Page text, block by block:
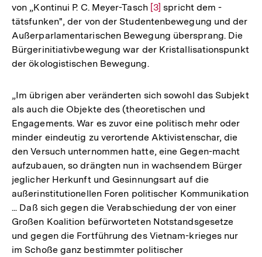
von „Kontinui P. C. Meyer-Tasch Zur
Auflösung
der
Fußnote
[3] spricht dem -
tätsfunken", der von der Studentenbewegung und der
Außerparlamentarischen Bewegung übersprang. Die
Bürgerinitiativbewegung war der Kristallisationspunkt
der ökologistischen Bewegung.
„Im übrigen aber veränderten sich sowohl das Subjekt
als auch die Objekte des (theoretischen und
Engagements. War es zuvor eine politisch mehr oder
minder eindeutig zu verortende Aktivistenschar, die
den Versuch unternommen hatte, eine Gegen-macht
aufzubauen, so drängten nun in wachsendem Bürger
jeglicher Herkunft und Gesinnungsart auf die
außerinstitutionellen Foren politischer Kommunikation
... Daß sich gegen die Verabschiedung der von einer
Großen Koalition befürworteten Notstandsgesetze
und gegen die Fortführung des Vietnam-krieges nur
im Schoße ganz bestimmter politischer